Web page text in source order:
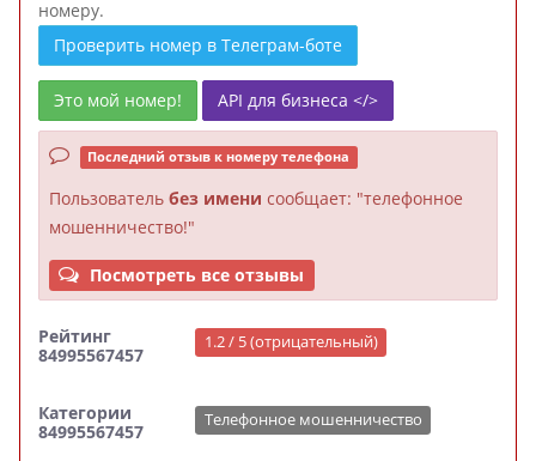
номеру.
Проверить номер в Телеграм-боте
Это мой номер! API для бизнеса </>
Последний отзыв к номеру телефона
Пользователь без имени сообщает: "телефонное
мошенничество!"
Посмотреть все отзывы
Рейтинг
84995567457
1.2 / 5 (отрицательный)
Категории
84995567457
Телефонное мошенничество